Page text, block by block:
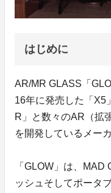
はじめに
AR/MR GLASS「
16年に発売した「X5
R」と数々のAR（拡
を開発しているメー
「GLOW」は、MAD
ッシュそしてポータ